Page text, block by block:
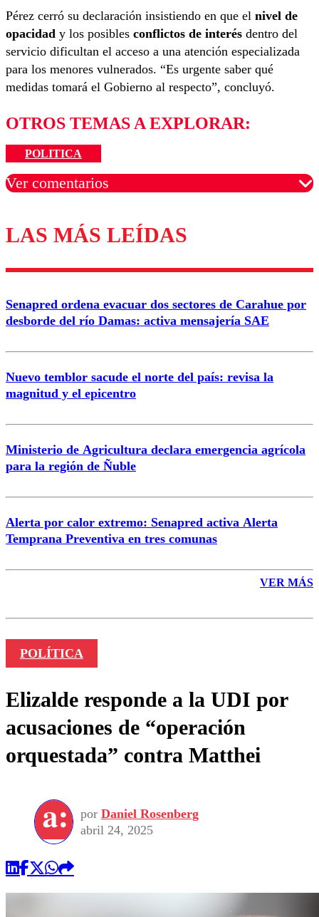
Pérez cerró su declaración insistiendo en que el nivel de
opacidad y los posibles conflictos de interés dentro del
servicio dificultan el acceso a una atención especializada
para los menores vulnerados. “Es urgente saber qué
medidas tomará el Gobierno al respecto”, concluyó.
OTROS TEMAS A EXPLORAR:
POLITICA
Ver comentarios
Los comentarios son moderados para garantizar un
diálogo respetuoso.
Correo
LAS MÁS LEÍDAS
Senapred ordena evacuar dos sectores de Carahue por
desborde del río Damas: activa mensajería SAE
Nuevo temblor sacude el norte del país: revisa la
magnitud y el epicentro
Ministerio de Agricultura declara emergencia agrícola
para la región de Ñuble
Alerta por calor extremo: Senapred activa Alerta
Temprana Preventiva en tres comunas
VER MÁS
POLÍTICA
Elizalde responde a la UDI por
acusaciones de “operación
orquestada” contra Matthei
por Daniel Rosenberg
abril 24, 2025